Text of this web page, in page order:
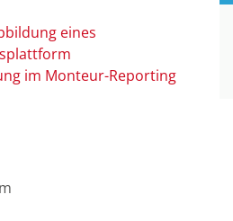
eines
im Monteur-Reporting